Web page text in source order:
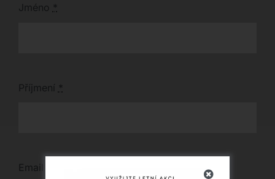
Jméno *
Příjmení *
Email